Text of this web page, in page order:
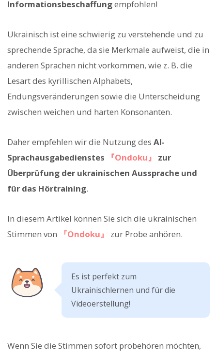
Informationsbeschaffungempfohlen!
Ukrainisch ist eine schwierig zu verstehende und zu
sprechende Sprache, da sie Merkmale aufweist, die in
anderen Sprachen nicht vorkommen, wie z. B. die
Lesart des kyrillischen Alphabets,
Endungsveränderungen sowie die Unterscheidung
zwischen weichen und harten Konsonanten.
Daher empfehlen wir die Nutzung des AI-
Sprachausgabedienstes
『Ondoku』
zur
Überprüfung der ukrainischen Aussprache und
für das Hörtraining.
In diesem Artikel können Sie sich die ukrainischen
Stimmen von
『Ondoku』 zur Probe anhören.
Es ist perfekt zum
Ukrainischlernen und für die
Videoerstellung!
Wenn Sie die Stimmen sofort probehören möchten,